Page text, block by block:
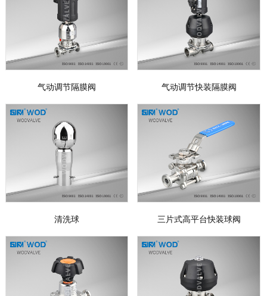
气动调节隔膜阀 气动调节快装隔膜阀
清洗球 三片式高平台快装球阀